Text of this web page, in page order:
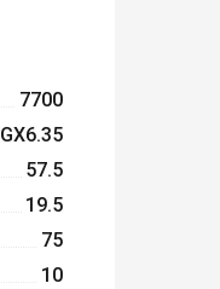
7700
GX6.35
57.5
19.5
75
10